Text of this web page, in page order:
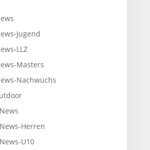
Jugend
LLZ
Masters
Nachwuchs
Herren
U10